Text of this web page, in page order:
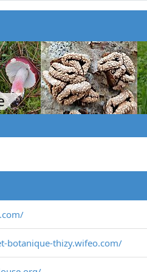
botanique-thizy.wifeo.com/